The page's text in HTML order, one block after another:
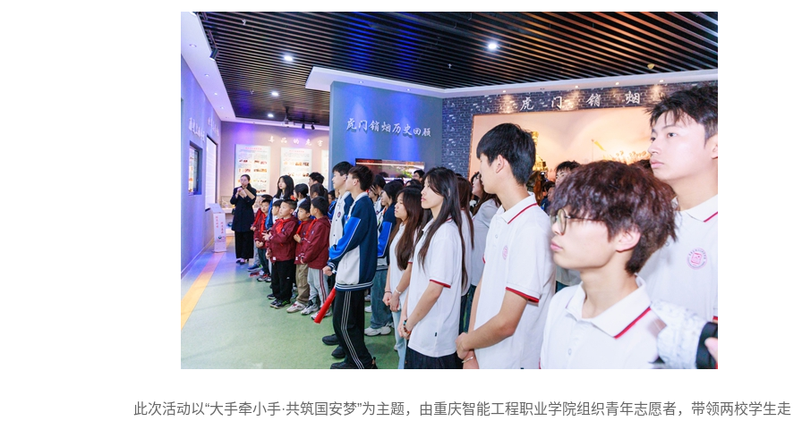
此次活动以“大手牵小手·共筑国安梦”为主题，由重庆智能工程职业学院组织青年志愿者，带领两校学生走